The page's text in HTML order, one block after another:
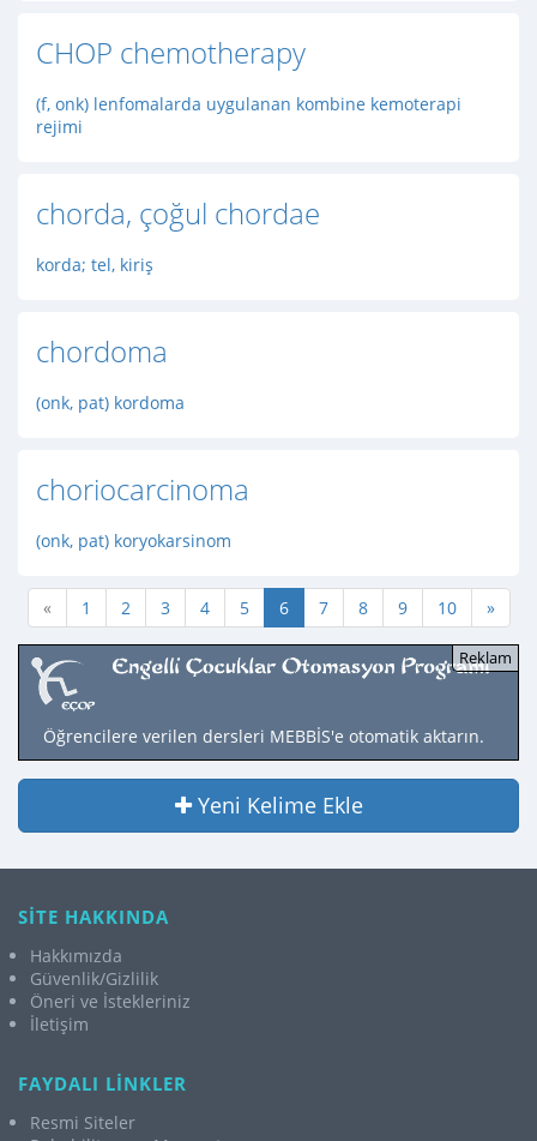
CHOP chemotherapy
(f, onk) lenfomalarda uygulanan kombine kemoterapi
rejimi
chorda, çoğul chordae
korda; tel, kiriş
chordoma
(onk, pat) kordoma
choriocarcinoma
(onk, pat) koryokarsinom
« 1 2 3 4 5 6 7 8 9 10 »
Öğrencilere verilen dersleri MEBBİS'e otomatik aktarın.
Yeni Kelime Ekle
SİTE HAKKINDA
Hakkımızda
Güvenlik/Gizlilik
Öneri ve İstekleriniz
İletişim
FAYDALI LİNKLER
Resmi Siteler